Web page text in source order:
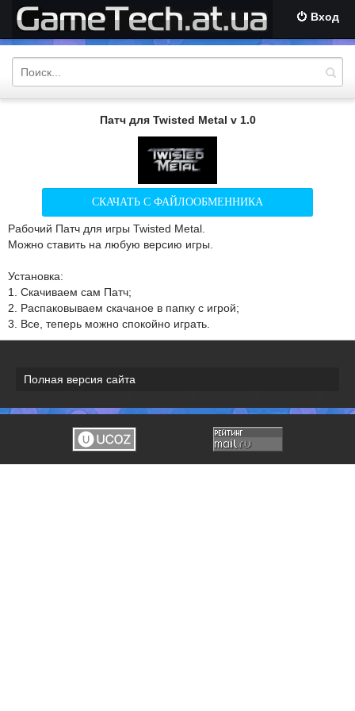
Вход
Патч для Twisted Metal v 1.0
СКАЧАТЬ С ФАЙЛООБМЕННИКА
Рабочий Патч для игры Twisted Metal.
Можно ставить на любую версию игры.
Установка:
1. Скачиваем сам Патч;
2. Распаковываем скачаное в папку с игрой;
3. Все, теперь можно спокойно играть.
Полная версия сайта